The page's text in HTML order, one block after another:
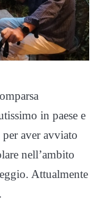
in paese e
aver avviato
nell’ambito
Attualmente